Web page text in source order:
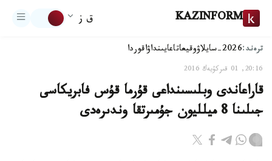
KAZINFORM ق ز
ترەند:2026-سايلاۋ وقيعاتاعايىنداۋاقوردا
20:16, 01 قىركۇيەك 2016
قاراعاندى وبلىسىنداعى قۇرما قۇس فابريكاسى
جىلىنا 8 ميلليون جۇمىرتقا وندىرەدى